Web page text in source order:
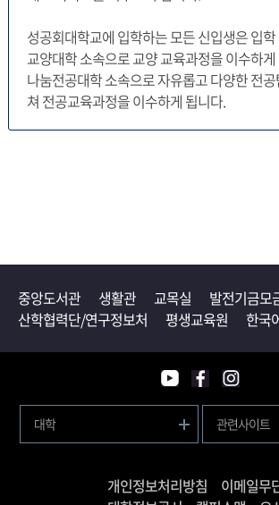
성공회대학교에 입학하는 모든 신입생은 입
교양대학 소속으로 교양 교육과정을 이수하
나눔전공대학 소속으로 자유롭고 다양한 전
쳐 전공교육과정을 이수하게 됩니다.
중앙도서관 생활관 교목실
발전기금모
산학협력단/연구정보처
평생교육원 한국
대학 관련사이트
개인정보처리방침
이메일무